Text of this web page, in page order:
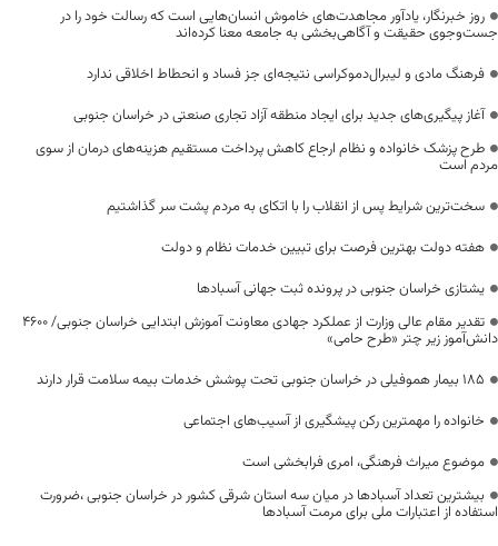
روز خبرنگار، یادآور مجاهدت‌های خاموش انسان‌هایی است که رسالت خود را در
جست‌وجوی حقیقت و آگاهی‌بخشی به جامعه معنا کرده‌اند
فرهنگ مادی و لیبرال‌دموکراسی نتیجه‌ای جز فساد و انحطاط اخلاقی ندارد
آغاز پیگیری‌های جدید برای ایجاد منطقه آزاد تجاری صنعتی در خراسان جنوبی
طرح پزشک خانواده و نظام ارجاع کاهش پرداخت مستقیم هزینه‌های درمان از سوی
مردم است
سخت‌ترین شرایط پس از انقلاب را با اتکای به مردم پشت سر گذاشتیم
هفته دولت بهترین فرصت برای تبیین خدمات نظام و دولت
یشتازی خراسان جنوبی در پرونده ثبت جهانی آسبادها
تقدیر مقام عالی وزارت از عملکرد جهادی معاونت آموزش ابتدایی خراسان جنوبی/ ۴۶۰۰
دانش‌آموز زیر چتر «طرح حامی»
۱۸۵ بیمار هموفیلی در خراسان جنوبی تحت پوشش خدمات بیمه سلامت قرار دارند
خانواده را مهمترین رکن پیشگیری از آسیب‌های اجتماعی
موضوع میراث فرهنگی، امری فرابخشی است
بیشترین تعداد آسبادها در میان سه استان شرقی کشور در خراسان جنوبی ،ضرورت
استفاده از اعتبارات ملی برای مرمت آسبادها